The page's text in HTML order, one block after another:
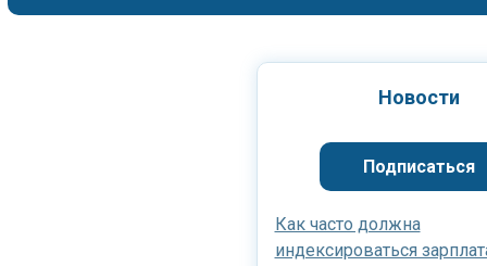
Новости
Подписаться
Как часто должна
индексироваться